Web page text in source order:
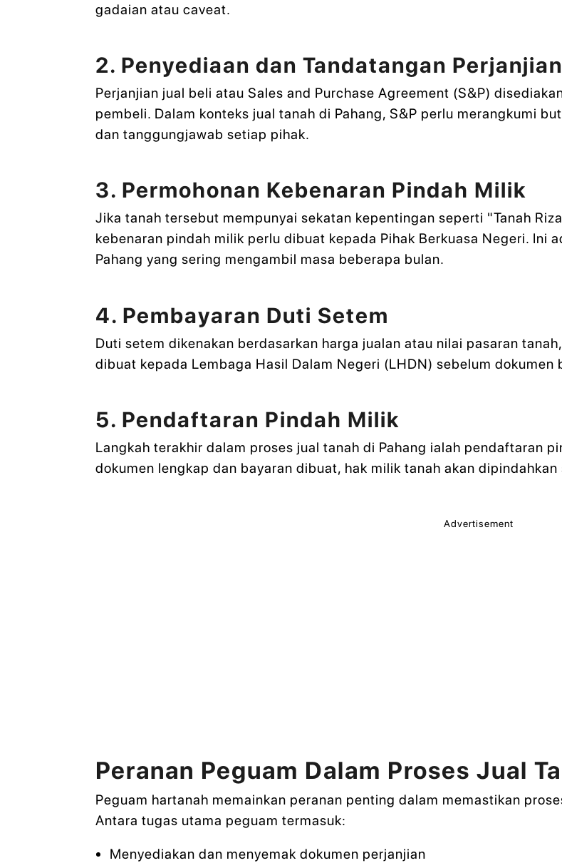
gadaian atau caveat.
2. Penyediaan dan Tandatangan
Perjanjian jual beli atau Sales and Purchase Agreement (S&P)
pembeli. Dalam konteks jual tanah di Pahang, S&P perlu merangkumi
dan tanggungjawab setiap pihak.
3. Permohonan Kebenaran Pindah Milik
Jika tanah tersebut mempunyai sekatan kepentingan seperti "Tanah
kebenaran pindah milik perlu dibuat kepada Pihak Berkuasa Negeri. Ini
Pahang yang sering mengambil masa beberapa bulan.
4. Pembayaran Duti Setem
Duti setem dikenakan berdasarkan harga jualan atau nilai pasaran
dibuat kepada Lembaga Hasil Dalam Negeri (LHDN) sebelum
5. Pendaftaran Pindah Milik
Langkah terakhir dalam proses jual tanah di Pahang ialah pendaftaran
dokumen lengkap dan bayaran dibuat, hak milik tanah akan
Advertisement
Peranan Peguam Dalam Proses Jual
Peguam hartanah memainkan peranan penting dalam memastikan
Antara tugas utama peguam termasuk:
Menyediakan dan menyemak dokumen perjanjian